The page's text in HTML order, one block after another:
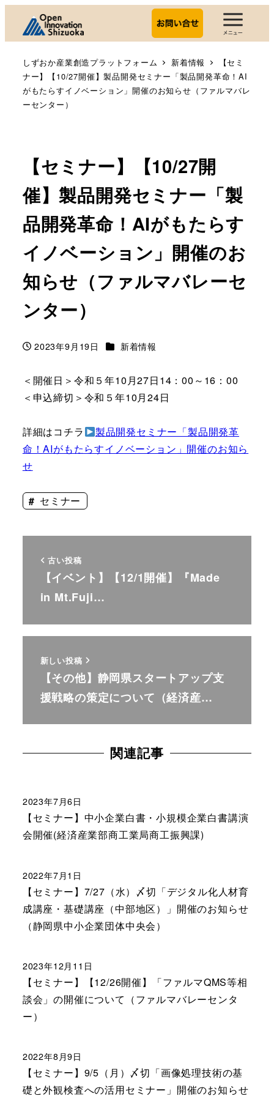
しずおか産業創造プラットフォーム 新着情報
【セミ
ナー】【10/27開催】製品開発セミナー「製品開発革命！AI
がもたらすイノベーション」開催のお知らせ（ファルマバレ
ーセンター）
【セミナー】【10/27開
催】製品開発セミナー「製
品開発革命！AIがもたらす
イノベーション」開催のお
知らせ（ファルマバレーセ
ンター）
投稿日
2023年9月19日 カテゴリー
新着情報
＜開催日＞令和５年10月27日14：00～16：00
＜申込締切＞令和５年10月24日
詳細はコチラ
製品開発セミナー「製品開発革
命！AIがもたらすイノベーション」開催のお知ら
せ
セミナー
古い投稿
【イベント】【12/1開催】『Made
in Mt.Fuji…
新しい投稿
【その他】静岡県スタートアップ支
援戦略の策定について（経済産…
関連記事
【セミナー】中小企業白書・小規模企業白書講演
会開催(経済産業部商工業局商工振興課)
2023年7月6日
【セミナー】7/27（水）〆切「デジタル化人材育
成講座・基礎講座（中部地区）」開催のお知らせ
（静岡県中小企業団体中央会）
2022年7月1日
【セミナー】【12/26開催】「ファルマQMS等相
談会」の開催について（ファルマバレーセンタ
ー）
2023年12月11日
【セミナー】9/5（月）〆切「画像処理技術の基
礎と外観検査への活用セミナー」開催のお知らせ
2022年8月9日